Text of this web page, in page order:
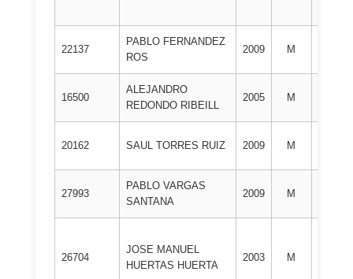
22137
PABLO FERNANDEZ
ROS
2009 M
16500
ALEJANDRO
REDONDO RIBEILL
2005 M
20162 SAUL TORRES RUIZ 2009 M
27993
PABLO VARGAS
SANTANA
2009 M
26704
JOSE MANUEL
HUERTAS HUERTA
2003 M